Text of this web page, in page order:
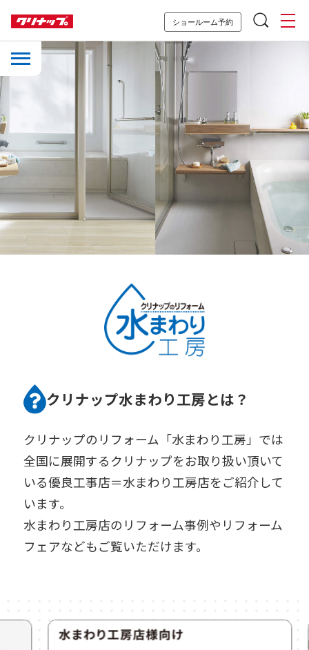
ショールーム予約
クリナップ水まわり工房とは？
クリナップのリフォーム「水まわり工房」では
全国に展開するクリナップをお取り扱い頂いて
いる優良工事店＝水まわり工房店をご紹介して
います。
水まわり工房店のリフォーム事例やリフォーム
フェアなどもご覧いただけます。